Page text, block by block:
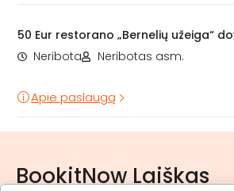
50 Eur restorano „Bernelių užeiga“
Neribota
Neribotas asm.
Apie paslaugą
BookitNow Laiškas